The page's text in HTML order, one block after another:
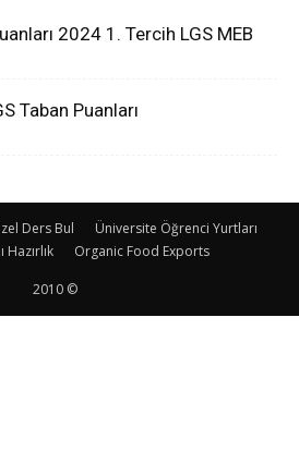
2024 1. Tercih LGS MEB
Taban Puanları
Ders Bul
Üniversite Öğrenci Yurtları
Hazırlık Organic Food Exports
2010 ©